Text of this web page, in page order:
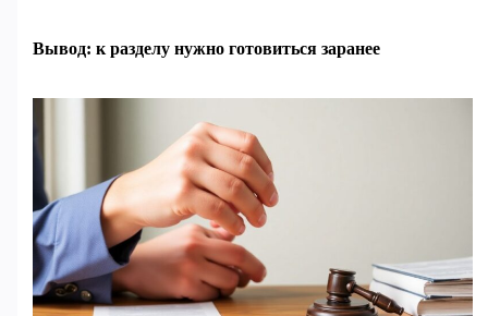
Вывод: к разделу нужно готовиться заранее